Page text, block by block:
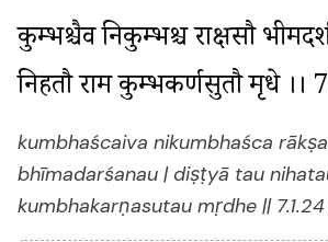
कुम्भश्चैव निकुम्भश्च राक्षसौ
निहतौ राम कुम्भकर्णसुतौ मृधे ।।
kumbhaścaiva nikumbhaśca
bhīmadarśanau | diṣṭyā tau
kumbhakarṇasutau mṛdhe || 7.1.24